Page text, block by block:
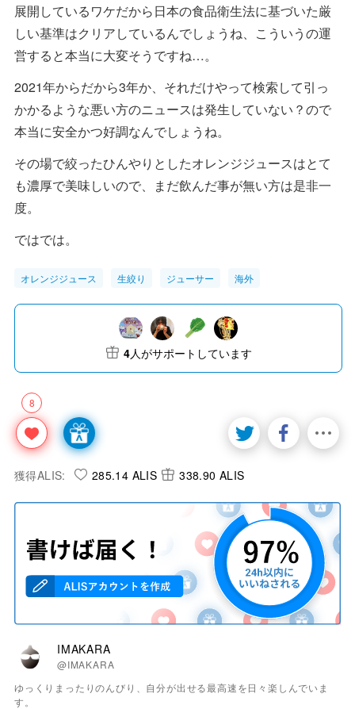
展開しているワケだから日本の食品衛生法に基づいた厳
しい基準はクリアしているんでしょうね、こういうの運
営すると本当に大変そうですね…。
2021年からだから3年か、それだけやって検索して引っ
かかるような悪い方のニュースは発生していない？ので
本当に安全かつ好調なんでしょうね。
その場で絞ったひんやりとしたオレンジジュースはとて
も濃厚で美味しいので、まだ飲んだ事が無い方は是非一
度。
ではでは。
オレンジジュース 生絞り ジューサー 海外
8
4人がサポートしています
獲得ALIS: 285.14 ALIS 338.90 ALIS
IMAKARA
@IMAKARA
ゆっくりまったりのんびり、自分が出せる最高速を日々楽しんでいま
す。